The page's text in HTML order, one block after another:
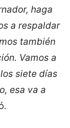
haga
a respaldar
también
Vamos a
siete días
esa va a